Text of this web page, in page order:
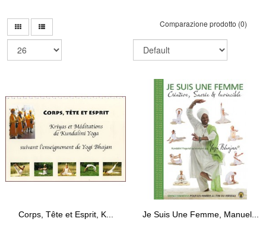
Comparazione prodotto (0)
Corps, Tête et Esprit, K... Je Suis Une Femme, Manuel...